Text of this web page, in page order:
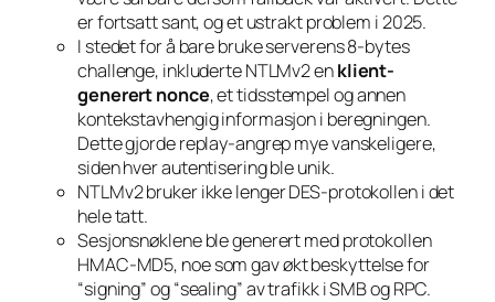
er fortsatt sant, og et ustrakt problem i 2025.
I stedet for å bare bruke serverens 8-bytes
challenge, inkluderte NTLMv2 enklient-
generert nonce, et tidsstempel og annen
kontekstavhengig informasjon i beregningen.
Dette gjorde replay-angrep mye vanskeligere,
siden hver autentisering ble unik.
NTLMv2 bruker ikke lenger DES-protokollen i det
hele tatt.
Sesjonsnøklene ble generert med protokollen
HMAC-MD5, noe som gav økt beskyttelse for
“signing” og “sealing” av trafikk i SMB og RPC.